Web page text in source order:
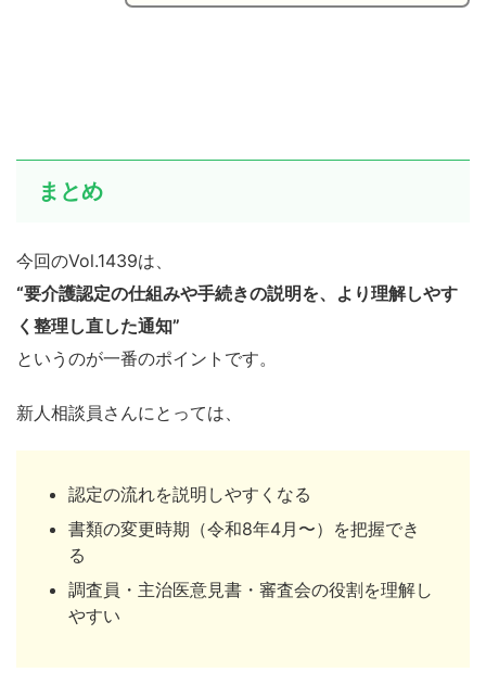
まとめ
今回のVol.1439は、
“要介護認定の仕組みや手続きの説明を、より理解しやす
く整理し直した通知”
というのが一番のポイントです。
新人相談員さんにとっては、
認定の流れを説明しやすくなる
書類の変更時期（令和8年4月〜）を把握でき
る
調査員・主治医意見書・審査会の役割を理解し
やすい